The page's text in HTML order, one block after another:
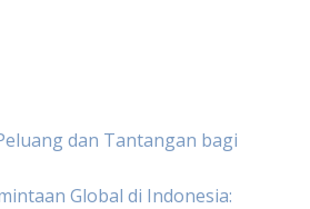
dan Tantangan bagi
Global di Indonesia: